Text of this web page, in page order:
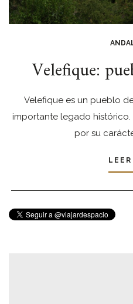
Velefique:
Velefique es un pueblo
importante legado
por su